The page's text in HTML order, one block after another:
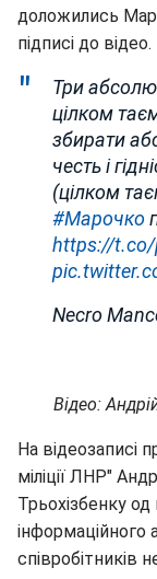
доложились
підписі до відео.
Три
цілком
збирати
честь і
(цілком
#Марочко
https://t.co/
Necro
Відео:
На відеозаписі
міліції ЛНР"
Трьохізбенку
інформаційного
співробітників